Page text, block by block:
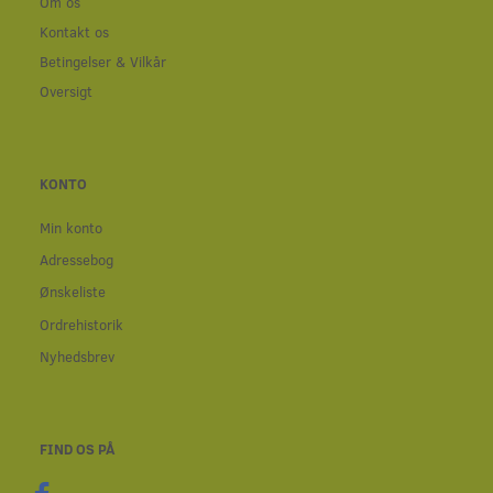
Kontakt os
Betingelser & Vilkår
Oversigt
KONTO
Min konto
Adressebog
Ønskeliste
Ordrehistorik
Nyhedsbrev
FIND OS PÅ